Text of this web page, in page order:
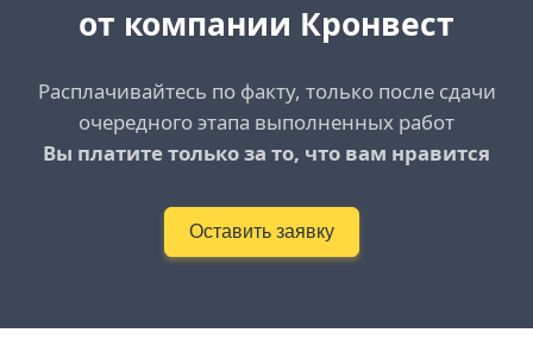
от компании Кронвест
Расплачивайтесь по факту, только после сдачи
очередного этапа выполненных работ
Вы платите только за то, что вам нравится
Оставить заявку